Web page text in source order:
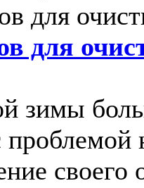
для
зимы
своего